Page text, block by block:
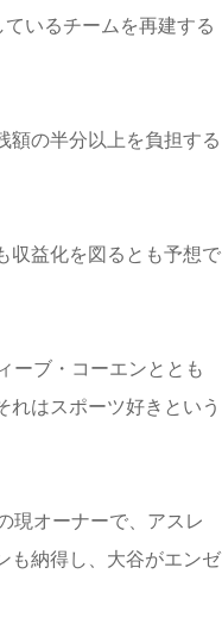
いるチームを再建する
の半分以上を負担する
収益化を図るとも予想で
ーブ・コーエンととも
れはスポーツ好きという
現オーナーで、アスレ
も納得し、大谷がエンゼ